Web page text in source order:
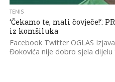
TENIS
‘Čekamo te, mali čovječe!‘:
iz komšiluka
Facebook Twitter OGLAS
Đokovića nije dobro sjela dijelu